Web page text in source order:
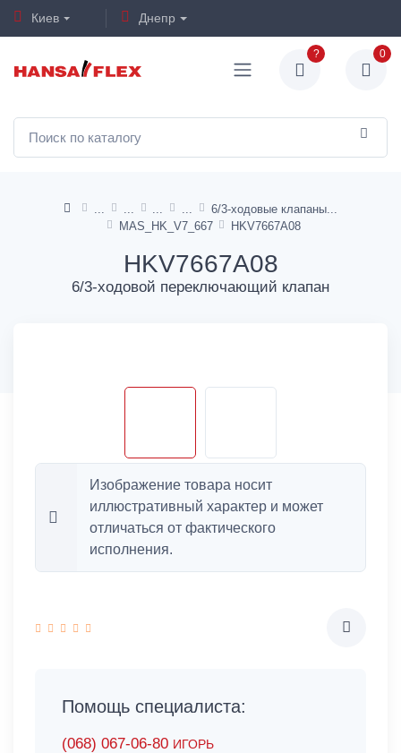
Киев Днепр
? 0
6/3-ходовые клапаны
MAS_HK_V7_667
HKV7667A08
HKV7667A08
6/3-ходовой переключающий клапан
Изображение товара носит
иллюстративный характер и может
отличаться от фактического
исполнения.
Помощь специалиста:
(068) 067-06-80 ИГОРЬ